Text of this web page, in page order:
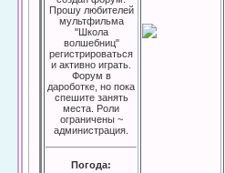
Прошу любителей
мультфильма
"Школа
волшебниц"
регистрироваться
и активно играть.
Форум в
дароботке, но пока
спешите занять
места. Роли
ограничены ~
администрация.
Погода: